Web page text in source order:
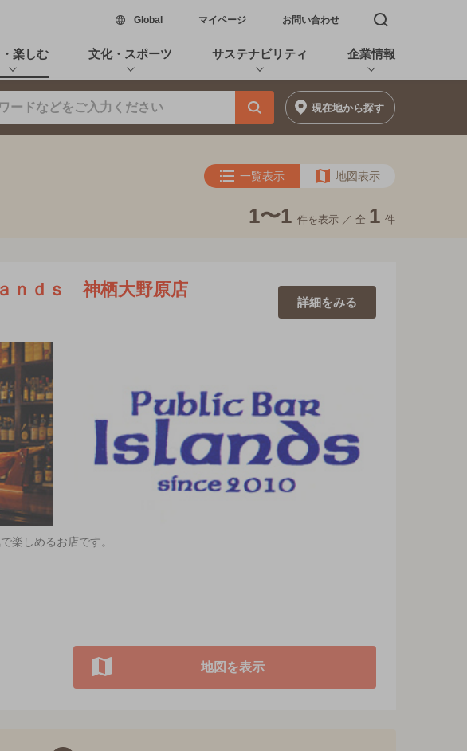
Global新しいウィンドウで開く
マイページ お問い合わせ 検索窓を開く
楽しむ 文化・スポーツ サステナビリティ 企業情報
現在地から探す
一覧表示 地図表示
1〜1 件を表示 ／ 全 1 件
ｎｄｓ 神栖大野原店
詳細をみる
楽しめるお店です。
地図を表示